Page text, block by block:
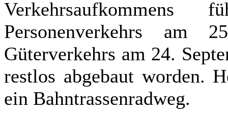
Personenverkehrs am
Güterverkehrs am 24.
restlos abgebaut worden.
ein Bahntrassenradweg.